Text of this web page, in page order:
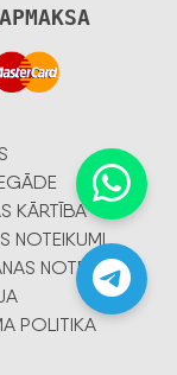
KĀRTĪBA
NOTEIKUMI
NOTEIKUMI
POLITIKA